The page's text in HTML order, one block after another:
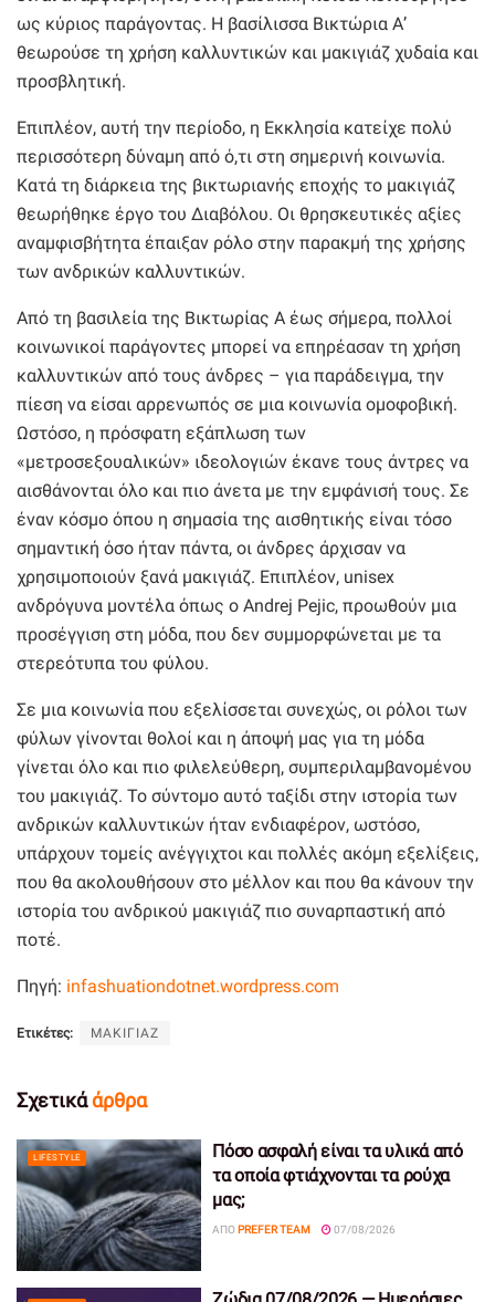
ως κύριος παράγοντας. Η βασίλισσα Βικτώρια Α’
θεωρούσε τη χρήση καλλυντικών και μακιγιάζ χυδαία και
προσβλητική.
Επιπλέον, αυτή την περίοδο, η Εκκλησία κατείχε πολύ
περισσότερη δύναμη από ό,τι στη σημερινή κοινωνία.
Κατά τη διάρκεια της βικτωριανής εποχής το μακιγιάζ
θεωρήθηκε έργο του Διαβόλου. Οι θρησκευτικές αξίες
αναμφισβήτητα έπαιξαν ρόλο στην παρακμή της χρήσης
των ανδρικών καλλυντικών.
Από τη βασιλεία της Βικτωρίας Α έως σήμερα, πολλοί
κοινωνικοί παράγοντες μπορεί να επηρέασαν τη χρήση
καλλυντικών από τους άνδρες – για παράδειγμα, την
πίεση να είσαι αρρενωπός σε μια κοινωνία ομοφοβική.
Ωστόσο, η πρόσφατη εξάπλωση των
«μετροσεξουαλικών» ιδεολογιών έκανε τους άντρες να
αισθάνονται όλο και πιο άνετα με την εμφάνισή τους. Σε
έναν κόσμο όπου η σημασία της αισθητικής είναι τόσο
σημαντική όσο ήταν πάντα, οι άνδρες άρχισαν να
χρησιμοποιούν ξανά μακιγιάζ. Επιπλέον, unisex
ανδρόγυνα μοντέλα όπως ο Andrej Pejic, προωθούν μια
προσέγγιση στη μόδα, που δεν συμμορφώνεται με τα
στερεότυπα του φύλου.
Σε μια κοινωνία που εξελίσσεται συνεχώς, οι ρόλοι των
φύλων γίνονται θολοί και η άποψή μας για τη μόδα
γίνεται όλο και πιο φιλελεύθερη, συμπεριλαμβανομένου
του μακιγιάζ. Το σύντομο αυτό ταξίδι στην ιστορία των
ανδρικών καλλυντικών ήταν ενδιαφέρον, ωστόσο,
υπάρχουν τομείς ανέγγιχτοι και πολλές ακόμη εξελίξεις,
που θα ακολουθήσουν στο μέλλον και που θα κάνουν την
ιστορία του ανδρικού μακιγιάζ πιο συναρπαστική από
ποτέ.
Πηγή: infashuationdotnet.wordpress.com
Ετικέτες: ΜΑΚΙΓΙΑΖ
Σχετικάάρθρα
LIFESTYLE
Πόσο ασφαλή είναι τα υλικά από
τα οποία φτιάχνονται τα ρούχα
μας;
ΑΠΌ PREFER TEAM 07/08/2026